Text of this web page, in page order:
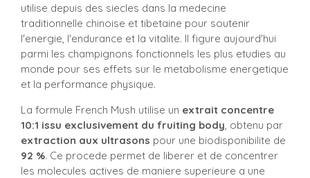
utilise depuis des siecles dans la medecine
traditionnelle chinoise et tibetaine pour soutenir
l'energie, l'endurance et la vitalite. Il figure aujourd'hui
parmi les champignons fonctionnels les plus etudies au
monde pour ses effets sur le metabolisme energetique
et la performance physique.
La formule French Mush utilise un extrait concentre
10:1 issu exclusivement du fruiting body, obtenu par
extraction aux ultrasons pour une biodisponibilite de
92 %. Ce procede permet de liberer et de concentrer
les molecules actives de maniere superieure a une